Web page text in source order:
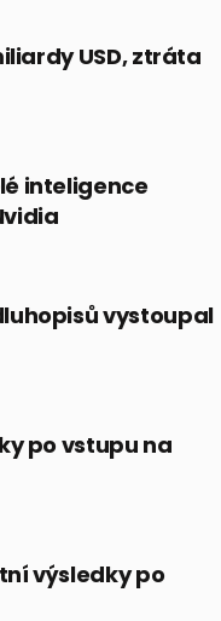
USD, ztráta
inteligence
vystoupal
po vstupu na
výsledky po